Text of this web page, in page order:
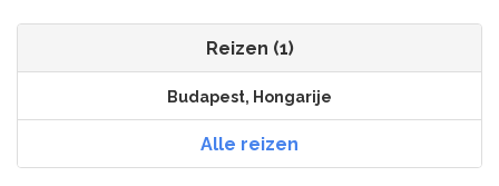
Reizen (1)
Budapest, Hongarije
Alle reizen